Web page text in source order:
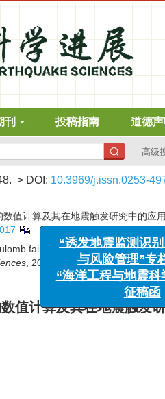
刊 投稿指南 道德声
高级
> DOI: 10.3969/j.issn.0253-
值计算及其在地震触发研究中的应
failure stress changes based
, 2018, (1): 47-48.DOI:
值计算及其在地震触发
“诱发地震监测识别、
与风险管理”专栏
“海洋工程与地震科学
征稿函